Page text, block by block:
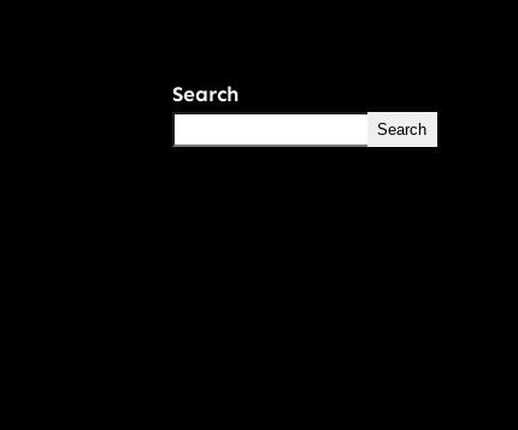
Search
Search